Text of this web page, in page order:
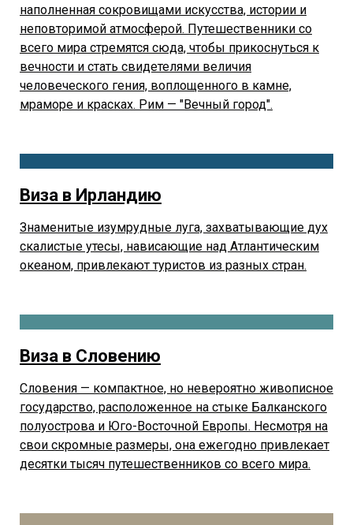
наполненная сокровищами искусства, истории и
неповторимой атмосферой. Путешественники со
всего мира стремятся сюда, чтобы прикоснуться к
вечности и стать свидетелями величия
человеческого гения, воплощенного в камне,
мраморе и красках. Рим — "Вечный город".
Виза в Ирландию
Знаменитые изумрудные луга, захватывающие дух
скалистые утесы, нависающие над Атлантическим
океаном, привлекают туристов из разных стран.
Виза в Словению
Словения — компактное, но невероятно живописное
государство, расположенное на стыке Балканского
полуострова и Юго-Восточной Европы. Несмотря на
свои скромные размеры, она ежегодно привлекает
десятки тысяч путешественников со всего мира.